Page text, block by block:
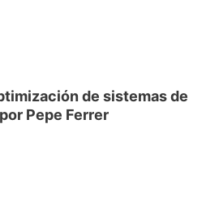
de sistemas de
Pepe Ferrer